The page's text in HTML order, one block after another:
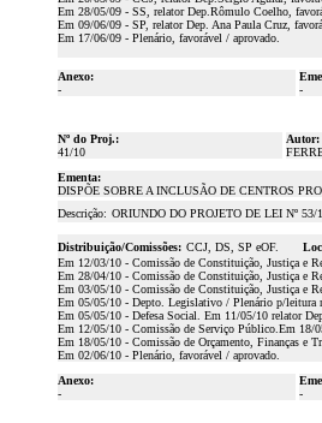
Em 28/05/09 - SS, relator Dep.Rômulo Coelho,
Em 09/06/09 - SP, relator Dep. Ana Paula Cruz,
Em 17/06/09 - Plenário, favorável / aprovado.
Anexo:
-
-
Nº do Proj.:
41/10
Autor:
Ementa:
DISPÕE SOBRE A INCLUSÃO DE CENTROS
Descrição: ORIUNDO DO PROJETO DE LEI Nº 53/
Distribuição/Comissões: CCJ, DS, SP eOF.
Em 12/03/10 - Comissão de Constituição, Justiça e
Em 28/04/10 - Comissão de Constituição, Justiça e
Em 03/05/10 - Comissão de Constituição, Justiça e
Em 05/05/10 - Depto. Legislativo / Plenário p/leitura
Em 05/05/10 - Defesa Social. Em 11/05/10 relator
Em 12/05/10 - Comissão de Serviço Público.Em 18/
Em 18/05/10 - Comissão de Orçamento, Finanças e
Em 02/06/10 - Plenário, favorável / aprovado.
Anexo:
-
-